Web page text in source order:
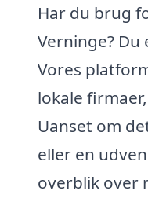
Har du brug
Verninge?
Vores
lokale
Uanset om
eller en
overblik over